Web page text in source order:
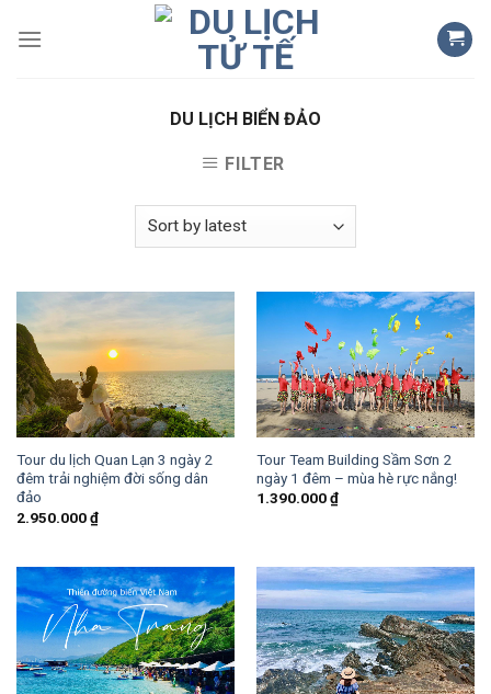
DU LỊCH BIỂN ĐẢO
FILTER
Tour du lịch Quan Lạn 3 ngày 2
đêm trải nghiệm đời sống dân
đảo
2.950.000₫
Tour Team Building Sầm Sơn 2
ngày 1 đêm – mùa hè rực nắng!
1.390.000₫